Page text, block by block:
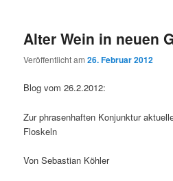
Alter Wein in neuen
Veröffentlicht am26. Februar 2012
Blog vom 26.2.2012:
Zur phrasenhaften Konjunktur
Floskeln
Von Sebastian Köhler